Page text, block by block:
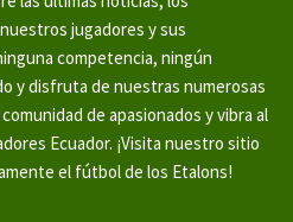
jugadores y sus
competencia, ningún
y disfruta de nuestras numerosas
de apasionados y vibra al
Ecuador. ¡Visita nuestro sitio
el fútbol de los Etalons!